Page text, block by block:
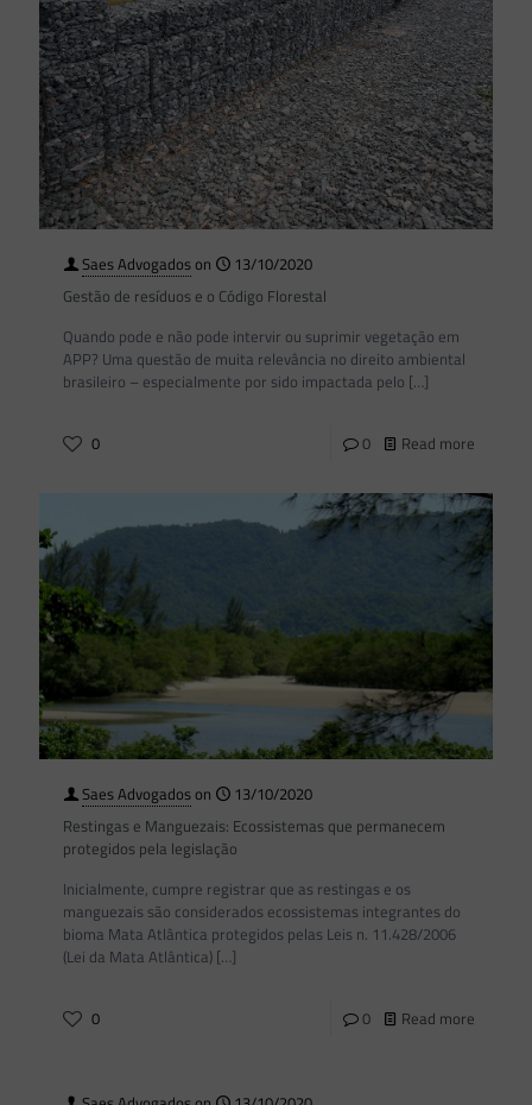
Saes Advogadoson
13/10/2020
Gestão de resíduos e o Código Florestal
Quando pode e não pode intervir ou suprimir vegetação em
APP? Uma questão de muita relevância no direito ambiental
brasileiro – especialmente por sido impactada pelo […]
0 0 Read more
Saes Advogadoson
13/10/2020
Restingas e Manguezais: Ecossistemas que permanecem
protegidos pela legislação
Inicialmente, cumpre registrar que as restingas e os
manguezais são considerados ecossistemas integrantes do
bioma Mata Atlântica protegidos pelas Leis n. 11.428/2006
(Lei da Mata Atlântica) […]
0 0 Read more